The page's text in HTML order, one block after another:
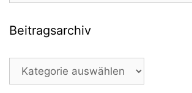
Beitragsarchiv
Beitragsarchiv